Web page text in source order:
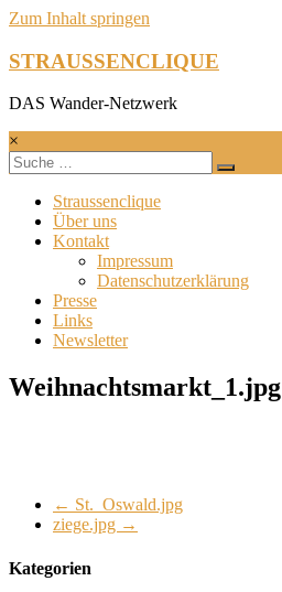
Zum Inhalt springen
STRAUSSENCLIQUE
DAS Wander-Netzwerk
×
Straussenclique
Über uns
Kontakt
Impressum
Datenschutzerklärung
Presse
Links
Newsletter
Weihnachtsmarkt_1.jpg
← St._Oswald.jpg
ziege.jpg →
Kategorien